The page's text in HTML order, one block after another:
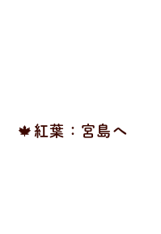
🍁紅葉：宮島へ